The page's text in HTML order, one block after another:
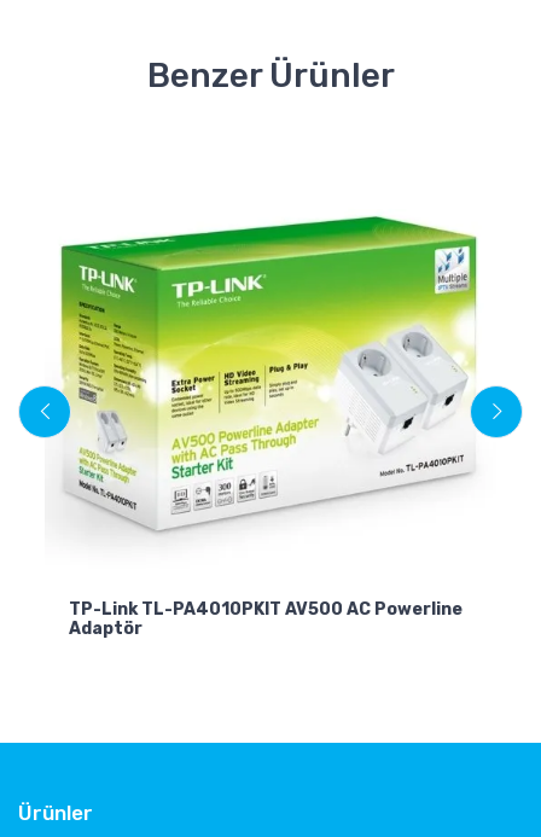
Benzer Ürünler
TP-Link TL-PA4010PKIT AV500 AC Powerline
Adaptör
Ürünler